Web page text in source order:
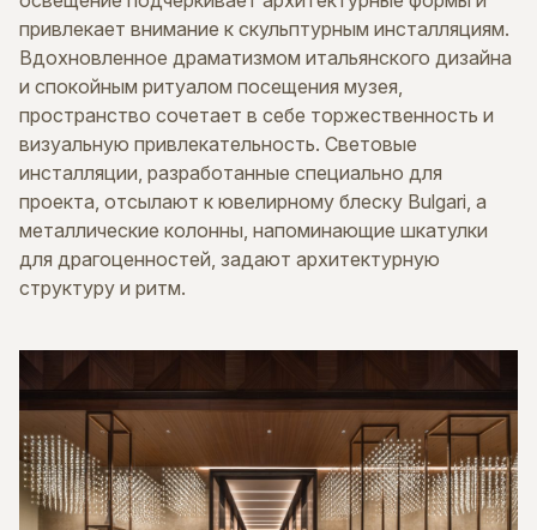
привлекает внимание к скульптурным инсталляциям.
Вдохновленное драматизмом итальянского дизайна
и спокойным ритуалом посещения музея,
пространство сочетает в себе торжественность и
визуальную привлекательность. Световые
инсталляции, разработанные специально для
проекта, отсылают к ювелирному блеску Bulgari, а
металлические колонны, напоминающие шкатулки
для драгоценностей, задают архитектурную
структуру и ритм.